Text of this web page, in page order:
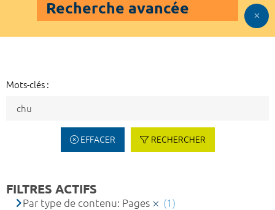
Recherche avancée
Mots-clés :
EFFACER RECHERCHER
FILTRES ACTIFS
Par type de contenu: Pages
(1)